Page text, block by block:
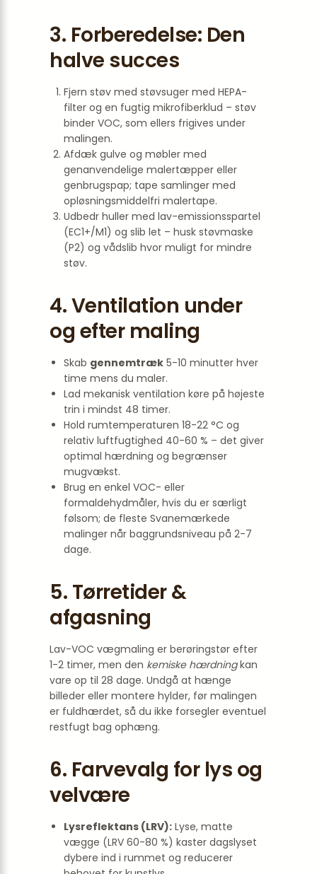
3. Forberedelse: Den
halve succes
Fjern støv med støvsuger med HEPA-
filter og en fugtig mikrofiberklud – støv
binder VOC, som ellers frigives under
malingen.
Afdæk gulve og møbler med
genanvendelige malertæpper eller
genbrugspap; tape samlinger med
opløsningsmiddelfri malertape.
Udbedr huller med lav-emissionsspartel
(EC1+/M1) og slib let – husk støvmaske
(P2) og vådslib hvor muligt for mindre
støv.
4. Ventilation under
og efter maling
Skab gennemtræk 5-10 minutter hver
time mens du maler.
Lad mekanisk ventilation køre på højeste
trin i mindst 48 timer.
Hold rumtemperaturen 18-22 °C og
relativ luftfugtighed 40-60 % – det giver
optimal hærdning og begrænser
mugvækst.
Brug en enkel VOC- eller
formaldehydmåler, hvis du er særligt
følsom; de fleste Svanemærkede
malinger når baggrundsniveau på 2-7
dage.
5. Tørretider &
afgasning
Lav-VOC vægmaling er berøringstør efter
1-2 timer, men den kemiske hærdningkan
vare op til 28 dage. Undgå at hænge
billeder eller montere hylder, før malingen
er fuldhærdet, så du ikke forsegler eventuel
restfugt bag ophæng.
6. Farvevalg for lys og
velvære
Lysreflektans (LRV): Lyse, matte
vægge (LRV 60-80 %) kaster dagslyset
dybere ind i rummet og reducerer